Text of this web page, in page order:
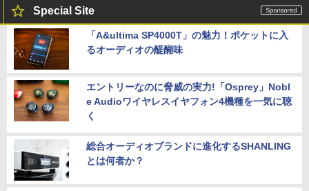
Special Site
「A&ultima SP4000T」の魅力！ポケットに入
るオーディオの醍醐味
エントリーなのに脅威の実力!「Osprey」Nobl
e Audioワイヤレスイヤフォン4機種を一気に聴
く
総合オーディオブランドに進化するSHANLING
とは何者か？